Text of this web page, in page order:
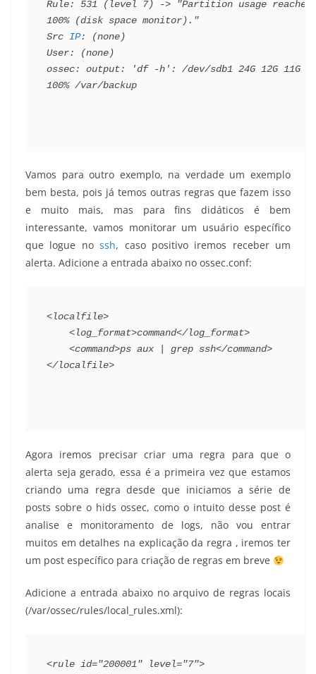
Rule: 531 ( level 7) ->
"Partition usage reached
100% (disk space monitor)."
Src IP: (none)
User: (none)
ossec: output: 'df -h' : /dev/sdb1 24G 12G 11G
100% /var/backup
Vamos para outro exemplo, na verdade um exemplo
bem besta, pois já temos outras regras que fazem isso
e muito mais, mas para fins didáticos é bem
interessante, vamos monitorar um usuário específico
que logue nossh, caso positivo iremos receber um
alerta. Adicione a entrada abaixo no ossec.conf:
<localfile>
<log_format>command</log_format>
<command>ps aux | grep ssh</command>
</localfile>
Agora iremos precisar criar uma regra para que o
alerta seja gerado, essa é a primeira vez que estamos
criando uma regra desde que iniciamos a série de
posts sobre o hids ossec, como o intuito desse post é
analise e monitoramento de logs, não vou entrar
muitos em detalhes na explicação da regra , iremos ter
um post específico para criação de regras em breve
Adicione a entrada abaixo no arquivo de regras locais
(/var/ossec/rules/local_rules.xml):
<rule id="200001" level="7">